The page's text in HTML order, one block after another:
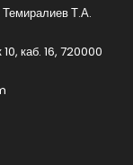
Т.А.
каб. 16, 720000